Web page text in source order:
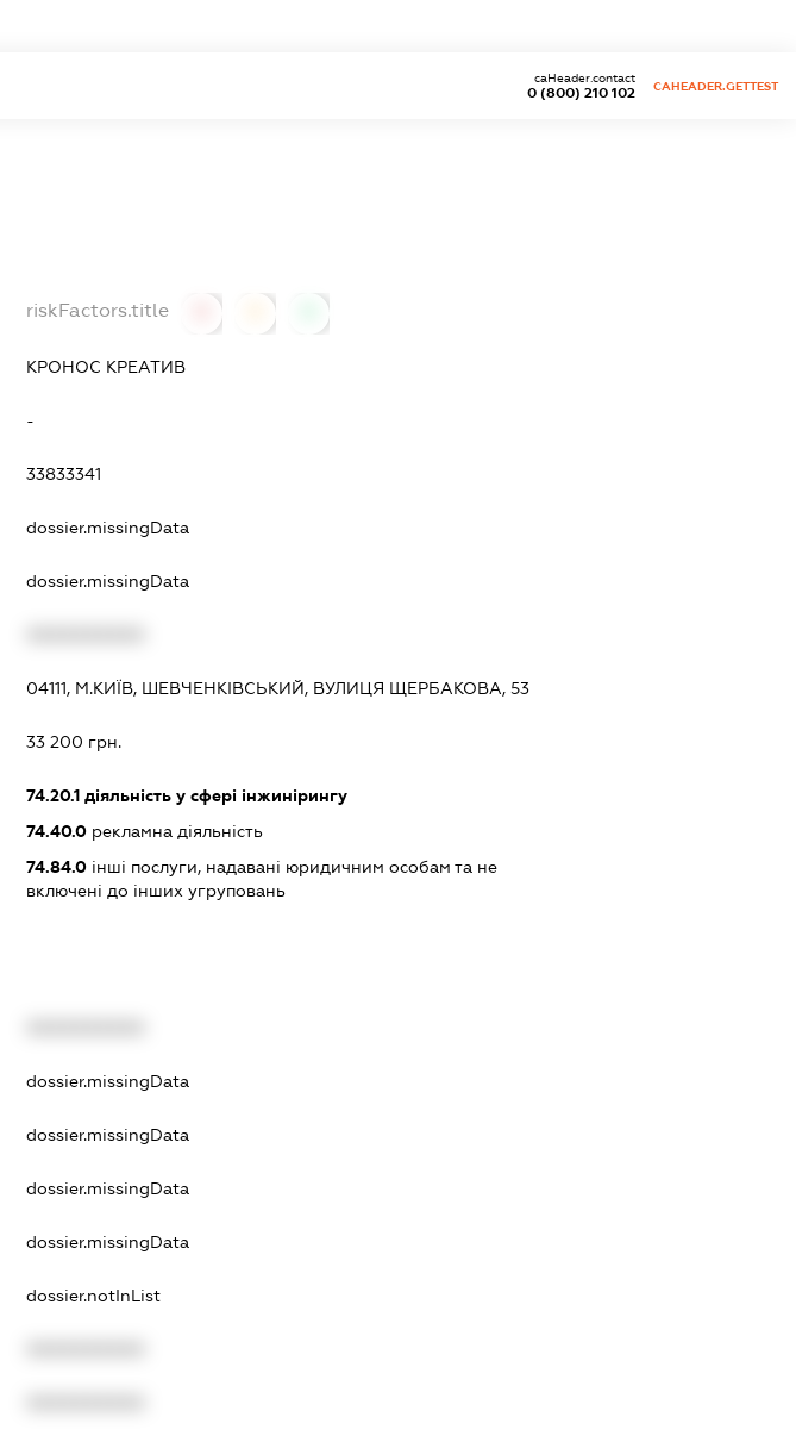
0 (800) 210 102
caHeader.contact
CAHEADER.GETTEST
riskFactors.title
КРОНОС КРЕАТИВ
-
33833341
dossier.missingData
dossier.missingData
04111, М.КИЇВ, ШЕВЧЕНКІВСЬКИЙ, ВУЛИЦЯ ЩЕРБАКОВА, 53
33 200 грн.
74.20.1 діяльність у сфері інжинірингу
74.40.0 рекламна діяльність
74.84.0 інші послуги, надавані юридичним особам та не
включені до інших угруповань
dossier.missingData
dossier.missingData
dossier.missingData
dossier.missingData
dossier.notInList